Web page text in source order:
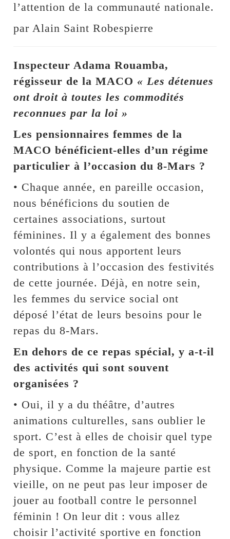
l’attention de la communauté nationale.
par Alain Saint Robespierre
Inspecteur Adama Rouamba,
régisseur de la MACO « Les détenues
ont droit à toutes les commodités
reconnues par la loi »
Les pensionnaires femmes de la
MACO bénéficient-elles d’un régime
particulier à l’occasion du 8-Mars ?
• Chaque année, en pareille occasion,
nous bénéficions du soutien de
certaines associations, surtout
féminines. Il y a également des bonnes
volontés qui nous apportent leurs
contributions à l’occasion des festivités
de cette journée. Déjà, en notre sein,
les femmes du service social ont
déposé l’état de leurs besoins pour le
repas du 8-Mars.
En dehors de ce repas spécial, y a-t-il
des activités qui sont souvent
organisées ?
• Oui, il y a du théâtre, d’autres
animations culturelles, sans oublier le
sport. C’est à elles de choisir quel type
de sport, en fonction de la santé
physique. Comme la majeure partie est
vieille, on ne peut pas leur imposer de
jouer au football contre le personnel
féminin ! On leur dit : vous allez
choisir l’activité sportive en fonction